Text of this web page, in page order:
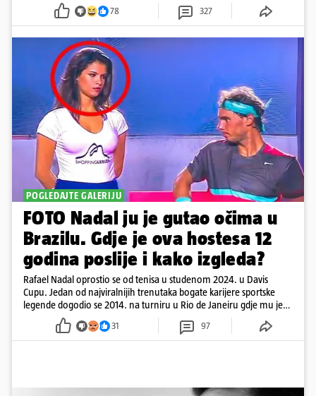
78 327
POGLEDAJTE GALERIJU
FOTO Nadal ju je gutao očima u
Brazilu. Gdje je ova hostesa 12
godina poslije i kako izgleda?
Rafael Nadal oprostio se od tenisa u studenom 2024. u Davis
Cupu. Jedan od najviralnijih trenutaka bogate karijere sportske
legende dogodio se 2014. na turniru u Rio de Janeiru gdje mu je
pažnju odvlačila ljepotica iza klupe
31 97